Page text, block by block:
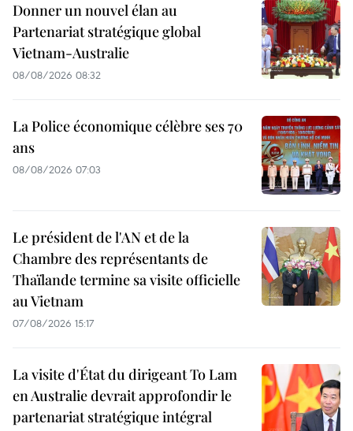
Donner un nouvel élan au
Partenariat stratégique global
Vietnam-Australie
08/08/2026 08:32
La Police économique célèbre ses 70
ans
08/08/2026 07:03
Le président de l'AN et de la
Chambre des représentants de
Thaïlande termine sa visite officielle
au Vietnam
07/08/2026 15:17
La visite d'État du dirigeant To Lam
en Australie devrait approfondir le
partenariat stratégique intégral